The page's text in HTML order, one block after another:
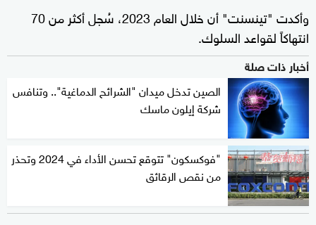
وأكدت "تينسنت" أن خلال العام 2023، سُجل أكثر من 70
انتهاكاً لقواعد السلوك.
أخبار ذات صلة
الصين تدخل ميدان "الشرائح الدماغية".. وتنافس
شركة إيلون ماسك
"فوكسكون" تتوقع تحسن الأداء في 2024 وتحذر
من نقص الرقائق